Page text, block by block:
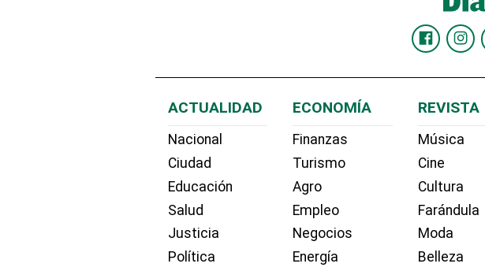
ACTUALIDAD
Nacional
Ciudad
Educación
Salud
Justicia
Política
ECONOMÍA
Finanzas
Turismo
Agro
Empleo
Negocios
Energía
REVISTA
Música
Cine
Cultura
Farándula
Moda
Belleza